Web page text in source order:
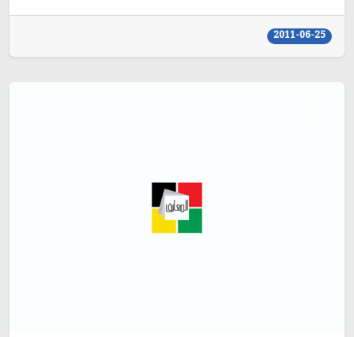
2011-06-25